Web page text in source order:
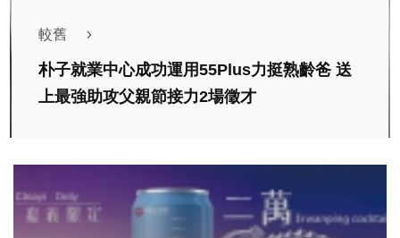
較舊
朴子就業中心成功運用55Plus力挺熟齡爸 送
上最強助攻父親節接力2場徵才